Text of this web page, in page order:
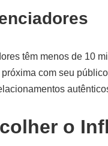
têm menos de 10
com seu
o